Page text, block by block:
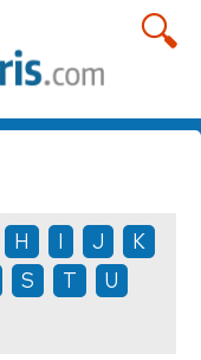
H I J
K
S T
U